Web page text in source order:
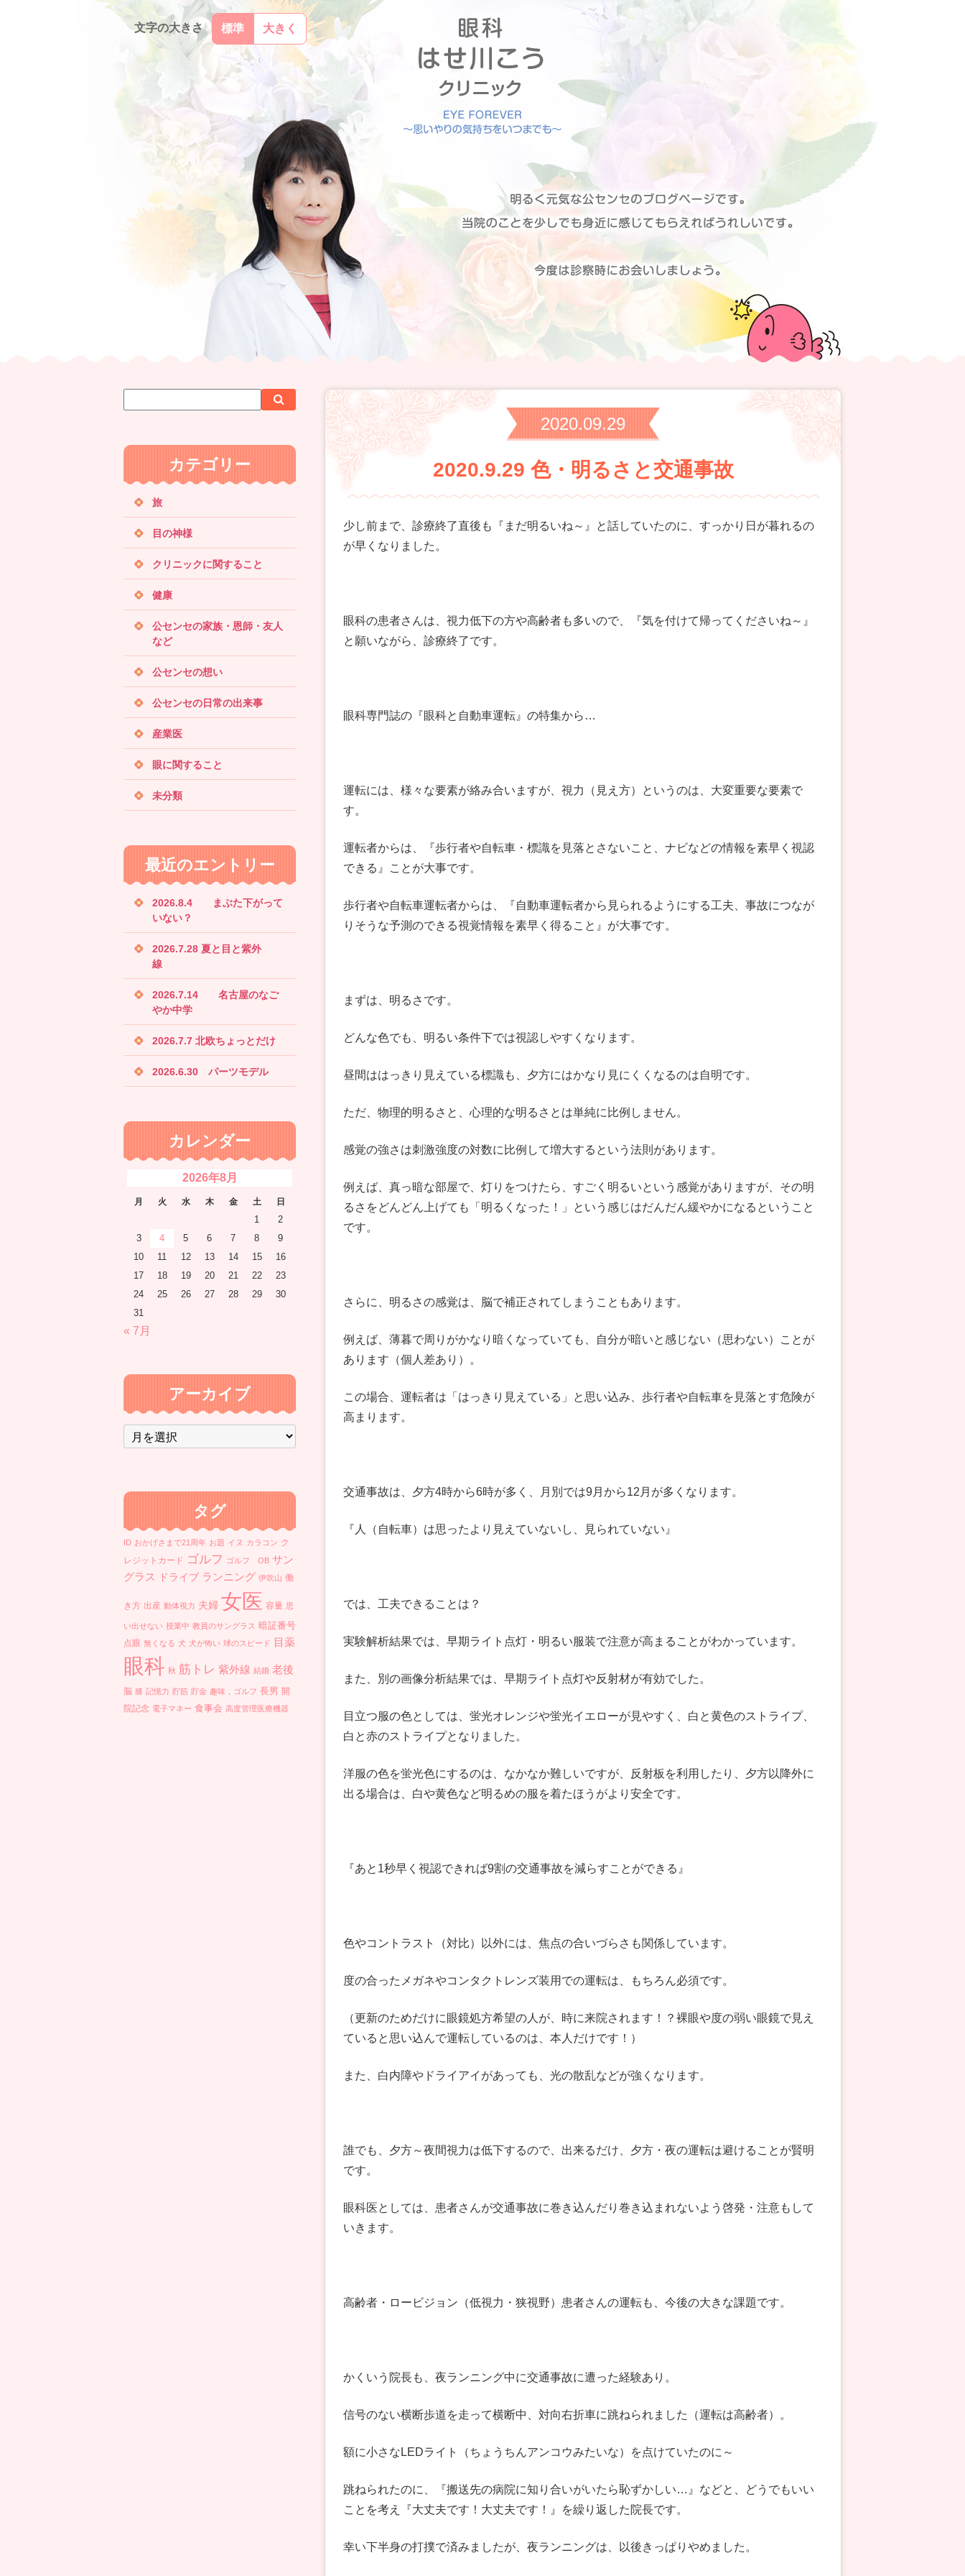
文字の大きさ 標準 大きく
2020.09.29
2020.9.29 色・明るさと交通事故
少し前まで、診療終了直後も『まだ明るいね～』と話していたのに、すっかり日が暮れるの
が早くなりました。
眼科の患者さんは、視力低下の方や高齢者も多いので、『気を付けて帰ってくださいね～』
と願いながら、診療終了です。
眼科専門誌の『眼科と自動車運転』の特集から…
運転には、様々な要素が絡み合いますが、視力（見え方）というのは、大変重要な要素で
す。
運転者からは、『歩行者や自転車・標識を見落とさないこと、ナビなどの情報を素早く視認
できる』ことが大事です。
歩行者や自転車運転者からは、『自動車運転者から見られるようにする工夫、事故につなが
りそうな予測のできる視覚情報を素早く得ること』が大事です。
まずは、明るさです。
どんな色でも、明るい条件下では視認しやすくなります。
昼間ははっきり見えている標識も、夕方にはかなり見にくくなるのは自明です。
ただ、物理的明るさと、心理的な明るさとは単純に比例しません。
感覚の強さは刺激強度の対数に比例して増大するという法則があります。
例えば、真っ暗な部屋で、灯りをつけたら、すごく明るいという感覚がありますが、その明
るさをどんどん上げても「明るくなった！」という感じはだんだん緩やかになるということ
です。
さらに、明るさの感覚は、脳で補正されてしまうこともあります。
例えば、薄暮で周りがかなり暗くなっていても、自分が暗いと感じない（思わない）ことが
あります（個人差あり）。
この場合、運転者は「はっきり見えている」と思い込み、歩行者や自転車を見落とす危険が
高まります。
交通事故は、夕方4時から6時が多く、月別では9月から12月が多くなります。
『人（自転車）は思ったより見えていないし、見られていない』
では、工夫できることは？
実験解析結果では、早期ライト点灯・明るい服装で注意が高まることがわかっています。
また、別の画像分析結果では、早期ライト点灯や反射材が有効でした。
目立つ服の色としては、蛍光オレンジや蛍光イエローが見やすく、白と黄色のストライプ、
白と赤のストライプとなりました。
洋服の色を蛍光色にするのは、なかなか難しいですが、反射板を利用したり、夕方以降外に
出る場合は、白や黄色など明るめの服を着たほうがより安全です。
『あと1秒早く視認できれば9割の交通事故を減らすことができる』
色やコントラスト（対比）以外には、焦点の合いづらさも関係しています。
度の合ったメガネやコンタクトレンズ装用での運転は、もちろん必須です。
（更新のためだけに眼鏡処方希望の人が、時に来院されます！？裸眼や度の弱い眼鏡で見え
ていると思い込んで運転しているのは、本人だけです！）
また、白内障やドライアイがあっても、光の散乱などが強くなります。
誰でも、夕方～夜間視力は低下するので、出来るだけ、夕方・夜の運転は避けることが賢明
です。
眼科医としては、患者さんが交通事故に巻き込んだり巻き込まれないよう啓発・注意もして
いきます。
高齢者・ロービジョン（低視力・狭視野）患者さんの運転も、今後の大きな課題です。
かくいう院長も、夜ランニング中に交通事故に遭った経験あり。
信号のない横断歩道を走って横断中、対向右折車に跳ねられました（運転は高齢者）。
額に小さなLEDライト（ちょうちんアンコウみたいな）を点けていたのに～
跳ねられたのに、『搬送先の病院に知り合いがいたら恥ずかしい…』などと、どうでもいい
ことを考え『大丈夫です！大丈夫です！』を繰り返した院長です。
幸い下半身の打撲で済みましたが、夜ランニングは、以後きっぱりやめました。
イ
内
索
索
カテゴリー
旅
目の神様
クリニックに関すること
健康
公センセの家族・恩師・友人
など
公センセの想い
公センセの日常の出来事
産業医
眼に関すること
未分類
最近のエントリー
2026.8.4 まぶた下がって
いない？
2026.7.28 夏と目と紫外
線
2026.7.14 名古屋のなご
やか中学
2026.7.7 北欧ちょっとだけ
2026.6.30 パーツモデル
カレンダー
2026年8月
月 火 水 木 金 土 日
1
2
3
4 5 6 7 8
9
10
11 12 13 14 15
16
17
18 19 20 21 22
23
24
25 26 27 28 29
30
31
« 7月
アーカイブ
ア
ー
ブ
タグ
ID おかげさまで21周年 お題 イヌ カラコン ク
レジットカード ゴルフ ゴルフ OB サン
グラス
ドライブ ランニング 伊吹山 働
き方 出産 動体視力 夫婦 女医 容量 思
い出せない 授業中 教員のサングラス 暗証番号
点眼 無くなる 犬 犬が怖い 球のスピード 目薬
眼科 秋 筋トレ 紫外線 結婚 老後
脳 膝 記憶力 貯筋 貯金 趣味，ゴルフ 長男 開
院記念 電子マネー 食事会 高度管理医療機器